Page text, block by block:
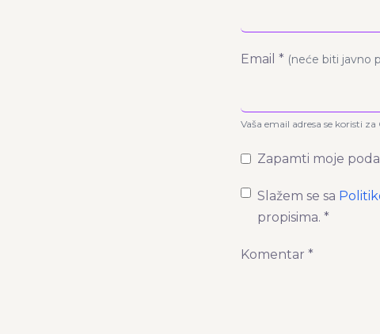
Email * (neće biti javno
Vaša email adresa se koristi
Zapamti moje
Slažem se sa
propisima. *
Komentar *